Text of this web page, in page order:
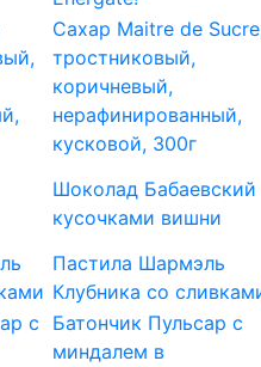
Сахар Maitre de
тростниковый,
коричневый,
нерафинированный,
кусковой, 300г
Шоколад Бабаевский
кусочками вишни
Пастила Шармэль
Клубника со
Батончик Пульсар с
миндалем в